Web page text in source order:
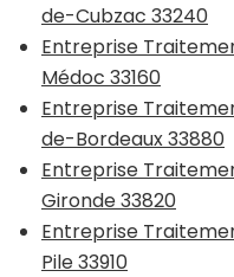
de-Cubzac 33240
Entreprise
Médoc 33160
Entreprise
de-Bordeaux 33880
Entreprise
Gironde 33820
Entreprise
Pile 33910